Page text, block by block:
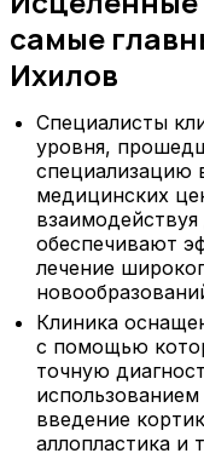
самые
Ихилов
Специалисты
уровня,
специализацию
медицинских
обеспечивают
лечение
Клиника
с помощью
точную
введение
аллопластика и